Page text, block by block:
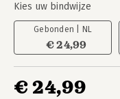
Kies uw bindwijze
Gebonden | NL
€ 24,99
€ 24,99